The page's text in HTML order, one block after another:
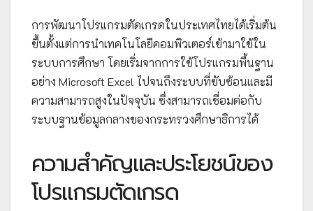
การพัฒนาโปรแกรมตัดเกรดในประเทศไทยได้เริ่มต้น
ขึ้นตั้งแต่การนำเทคโนโลยีคอมพิวเตอร์เข้ามาใช้ใน
ระบบการศึกษา โดยเริ่มจากการใช้โปรแกรมพื้นฐาน
อย่าง Microsoft Excel ไปจนถึงระบบที่ซับซ้อนและมี
ความสามารถสูงในปัจจุบัน ซึ่งสามารถเชื่อมต่อกับ
ระบบฐานข้อมูลกลางของกระทรวงศึกษาธิการได้
ความสำคัญและประโยชน์ของ
โปรแกรมตัดเกรด